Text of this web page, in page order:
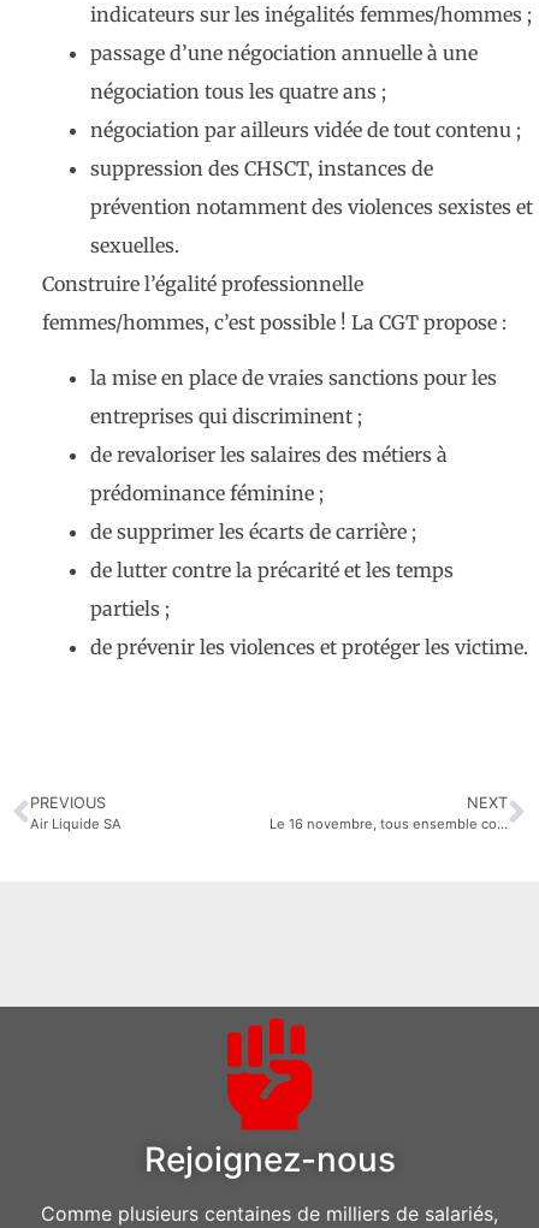
indicateurs sur les inégalités femmes/hommes ;
passage d’une négociation annuelle à une
négociation tous les quatre ans ;
négociation par ailleurs vidée de tout contenu ;
suppression des CHSCT, instances de
prévention notamment des violences sexistes et
sexuelles.
Construire l’égalité professionnelle
femmes/hommes, c’est possible ! La CGT propose :
la mise en place de vraies sanctions pour les
entreprises qui discriminent ;
de revaloriser les salaires des métiers à
prédominance féminine ;
de supprimer les écarts de carrière ;
de lutter contre la précarité et les temps
partiels ;
de prévenir les violences et protéger les victime.
PREVIOUS
Air Liquide SA
NEXT
Le 16 novembre, tous ensemble contre la régression sociale !
Rejoignez-nous
Comme plusieurs centaines de milliers de salariés,